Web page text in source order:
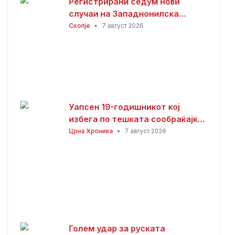
случаи на Западнонилска
треска во Скопје
Скопје • 7 август 2026
Уапсен 19-годишникот кој
избега по тешката сообраќајка
во Ѓорче Петров
Црна Хроника • 7 август 2026
Голем удар за руската